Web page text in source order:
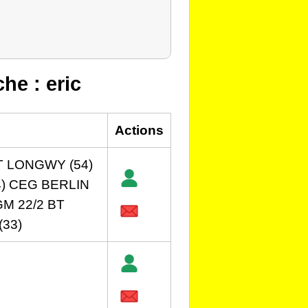
: eric
Actions
LONGWY (54)
CEG BERLIN
22/2 BT